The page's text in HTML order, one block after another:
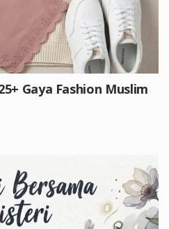
Gaya Fashion Muslim